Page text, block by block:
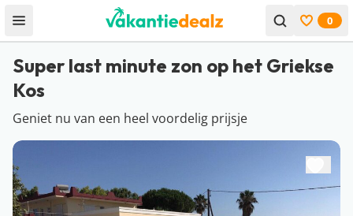
Open menu Bekijk
0
Super last minute zon op het Griekse
Kos
Geniet nu van een heel voordelig prijsje